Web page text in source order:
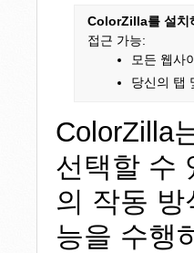
ColorZilla를 설치
접근 가능:
모든 웹사
당신의 탭
ColorZilla
선택할 수
의 작동
능을 수행